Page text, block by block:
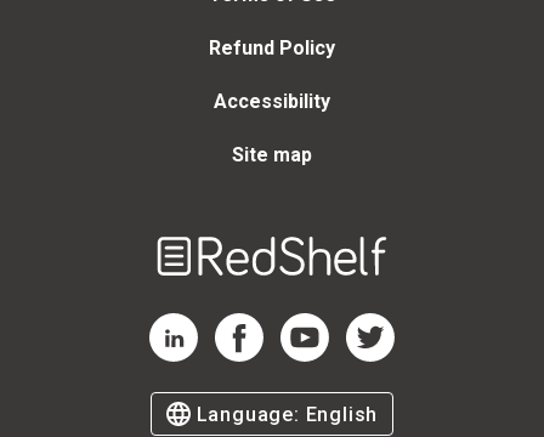
Refund Policy
Accessibility
Site map
RedShelf LinkedIn Page
RedShelf Facebook Page
RedShelf YouTube Page
RedShelf Twitter Page
Language: English